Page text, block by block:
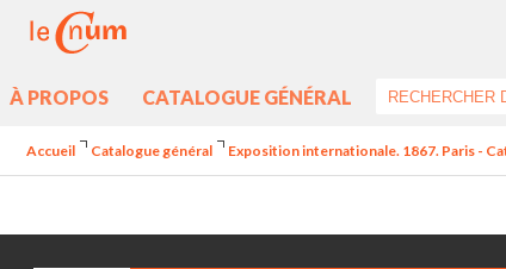
À PROPOS CATALOGUE GÉNÉRAL
Accueil Catalogue général Exposition internationale. 1867. Paris -